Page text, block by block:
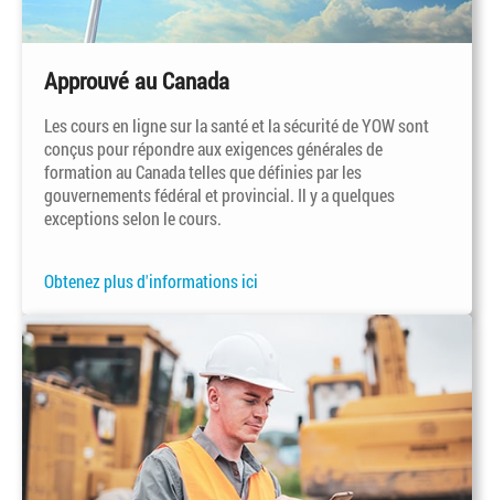
Approuvé au Canada
Les cours en ligne sur la santé et la sécurité de YOW sont
conçus pour répondre aux exigences générales de
formation au Canada telles que définies par les
gouvernements fédéral et provincial. Il y a quelques
exceptions selon le cours.
Obtenez plus d'informations ici